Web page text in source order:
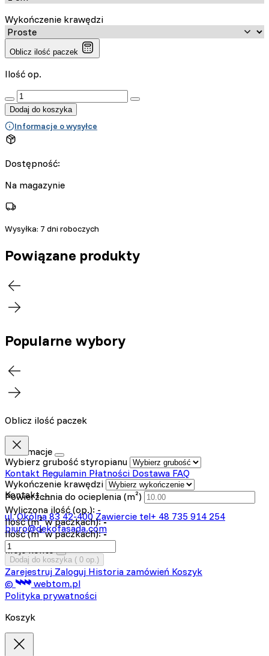
Wykończenie krawędzi
Oblicz ilość paczek
Ilość op.
:product_name quantity
Dodaj do koszyka
Informacje o wysyłce
Dostępność:
Na magazynie
Wysyłka: 7 dni roboczych
Powiązane produkty
Popularne wybory
Oblicz ilość paczek
Wybierz grubość styropianu
Wykończenie krawędzi
Powierzchnia do ocieplenia (m²)
Wyliczona ilość (op.): -
Ilość (m² w paczkach): -
Ilość (m³ w paczkach): -
Dodaj do koszyka ( 0 op.)
Informacje
Kontakt Regulamin Płatności Dostawa FAQ
Kontakt
ul. Okólna 8342-400 Zawiercie tel+ 48 735 914 254
biuro@dekofasada.com
Moje konto
Zarejestruj Zaloguj Historia zamówień Koszyk
©
webtom.pl
Polityka prywatności
Koszyk